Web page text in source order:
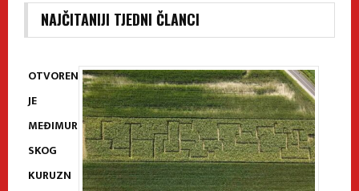
NAJČITANIJI TJEDNI ČLANCI
OTVOREN
JE
MEĐIMUR
SKOG
KURUZN